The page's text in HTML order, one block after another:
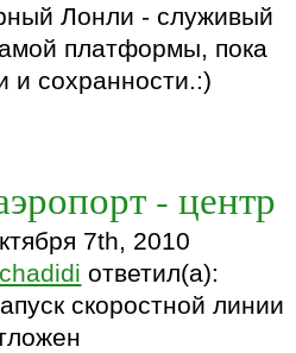
Лонли - служивый
платформы, пока
и сохранности.:)
- центр
7th, 2010
ответил(а):
скоростной линии